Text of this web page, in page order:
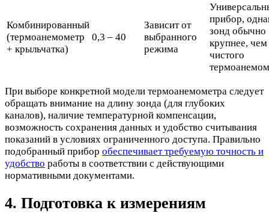
Комбинированный
(термоанемометр
+ крыльчатка)
0,3 – 40
Зависит от
выбранного
режима
прибор,
зонд обычно
крупнее,
чистого
При выборе конкретной модели термоанемометра следует
обращать внимание на длину зонда (для глубоких
каналов), наличие температурной компенсации,
возможность сохранения данных и удобство считывания
показаний в условиях ограниченного доступа. Правильно
подобранный прибор обеспечивает требуемую точность и
удобство работы в соответствии с действующими
нормативными документами.
4. Подготовка к измерениям